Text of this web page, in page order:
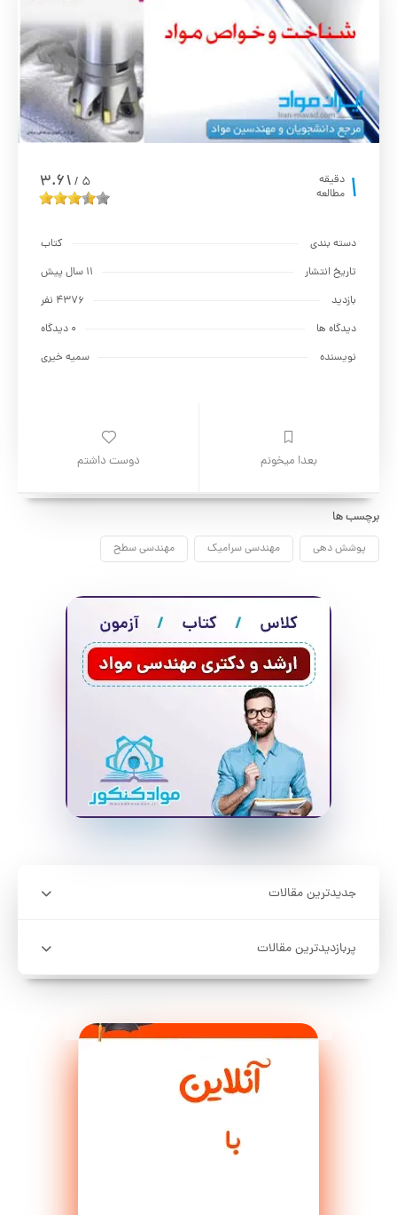
1 دقیقه
مطالعه
5
/
3.61
دسته بندی
کتاب
تاریخ انتشار
11 سال پیش
بازدید
4376 نفر
دیدگاه ها
0 دیدگاه
نویسنده
سمیه خیری
بعدا میخونم دوست داشتم
برچسب ها
پوشش دهی مهندسی سرامیک مهندسی سطح
جدیدترین مقالات
پربازدیدترین مقالات